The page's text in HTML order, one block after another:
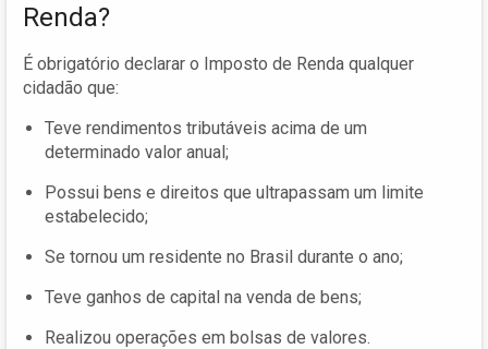
Renda?
É obrigatório declarar o Imposto de Renda qualquer
cidadão que:
Teve rendimentos tributáveis acima de um
determinado valor anual;
Possui bens e direitos que ultrapassam um limite
estabelecido;
Se tornou um residente no Brasil durante o ano;
Teve ganhos de capital na venda de bens;
Realizou operações em bolsas de valores.